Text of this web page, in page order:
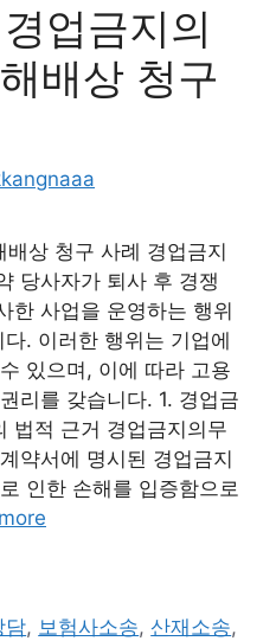
업금지의
배상 청구
상 청구 사례 경업금지
당사자가 퇴사 후 경쟁
한 사업을 운영하는 행위
. 이러한 행위는 기업에
있으며, 이에 따라 고용
리를 갖습니다. 1. 경업금
법적 근거 경업금지의무
약서에 명시된 경업금지
인한 손해를 입증함으로
담, 보험사소송,산재소송,